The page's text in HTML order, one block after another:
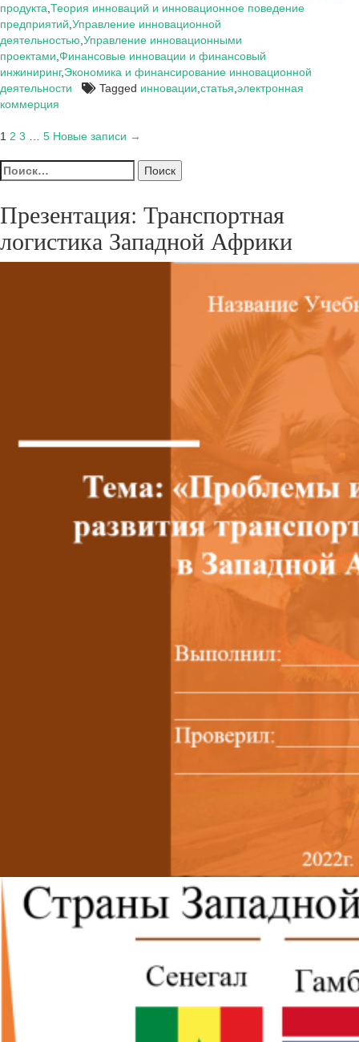
электронной
коммерции
продукта Теория инноваций и инновационное поведение
предприятий Управление инновационной
деятельностью Управление инновационными
проектами Финансовые инновации и финансовый
инжиниринг,Экономика и финансирование инновационной
деятельности
Tagged инновации статья электронная
коммерция
Пагинация
записей
1 2 3 5 Новые записи →
Найти:
Презентация: Транспортная
логистика Западной Африки